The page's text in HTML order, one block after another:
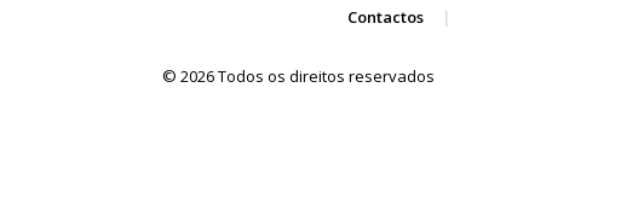
Contactos
© 2026 Todos os direitos reservados